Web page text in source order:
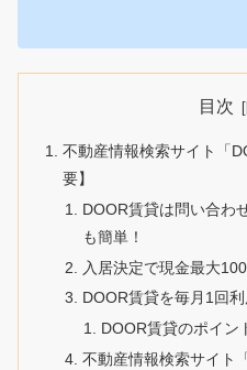
目次
不動産情報検索サイト「
要】
DOOR賃貸は問い合わ
も簡単！
入居決定で現金最大
DOOR賃貸を毎月1回
DOOR賃貸のポイン
不動産情報検索サイト